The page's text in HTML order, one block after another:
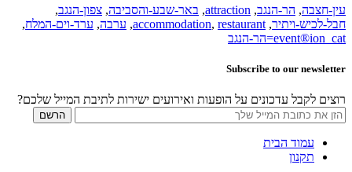
עין-חצבה, הר-הנגב,
attraction
, באר-שבע-והסביבה, צפון-הנגב,
חבל-לכיש-ויתיר,
accommodation, restaurant
, ערבה, ערד-וים-המלח,
event®ion_cat=הר-הנגב
Subscribe to our newsletter
רוצים לקבל עדכונים על הופעות ואירועים ישירות לתיבת המייל שלכם?
עמוד הבית
תקנון